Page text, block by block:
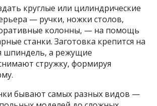
круглые или цилиндрические
— ручки, ножки столов,
колонны, — на помощь
станки. Заготовка крепится на
а режущие
стружку, формируя
бывают самых разных видов —